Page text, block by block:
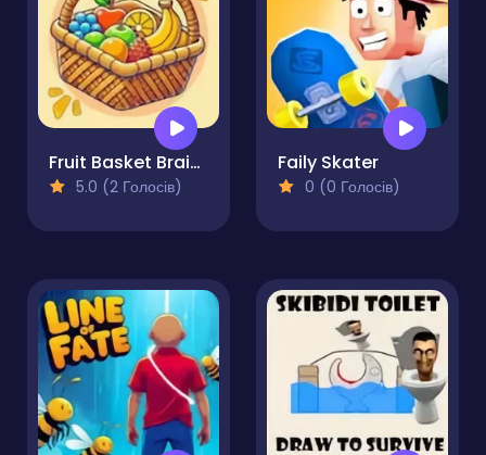
Fruit Basket Brain Puzzle
5.0 (2 Голосів)
Faily Skater
0 (0 Голосів)